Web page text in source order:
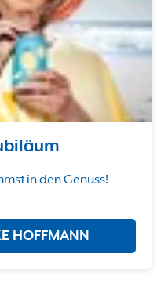
in den Genuss!
HOFFMANN